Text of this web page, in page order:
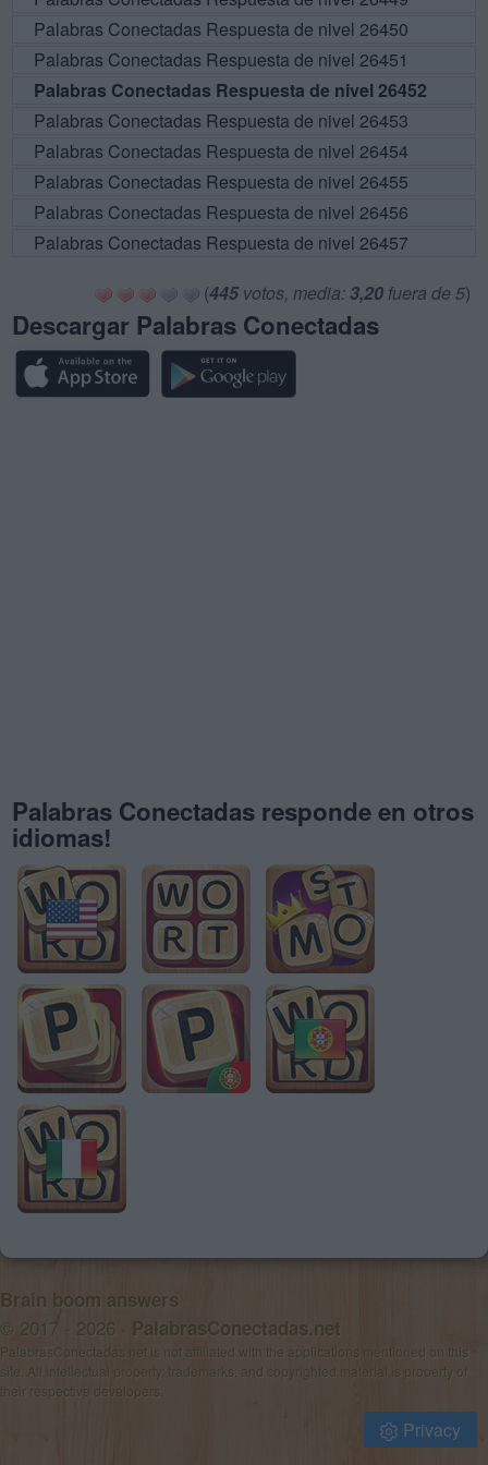
Palabras Conectadas Respuesta de nivel 26450
Palabras Conectadas Respuesta de nivel 26451
Palabras Conectadas Respuesta de nivel 26452
Palabras Conectadas Respuesta de nivel 26453
Palabras Conectadas Respuesta de nivel 26454
Palabras Conectadas Respuesta de nivel 26455
Palabras Conectadas Respuesta de nivel 26456
Palabras Conectadas Respuesta de nivel 26457
(445votos, media: 3,20 fuera de 5)
Descargar Palabras Conectadas
Palabras Conectadas responde en otros
idiomas!
Brain boom answers
© 2017 - 2026 · PalabrasConectadas.net
PalabrasConectadas.net is not affiliated with the applications mentioned on this
site. All intellectual property, trademarks, and copyrighted material is property of
Privacy